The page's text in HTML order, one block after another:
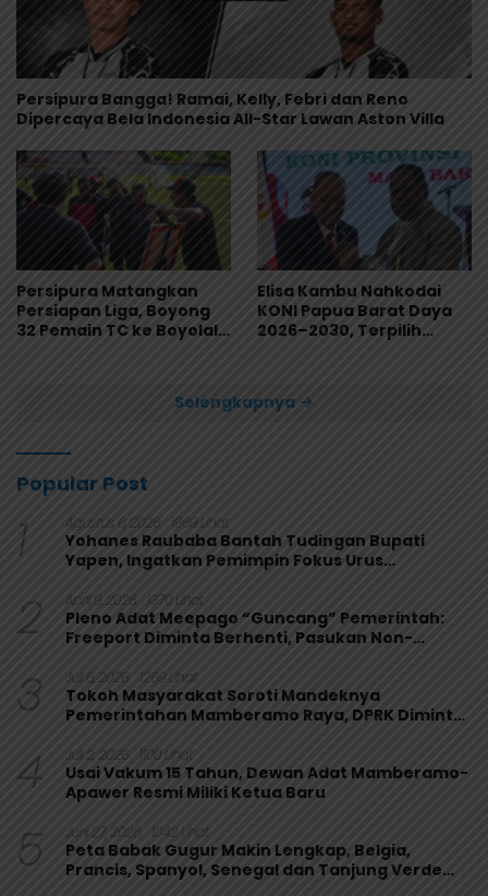
Persipura Bangga! Ramai, Kelly, Febri dan Reno
Dipercaya Bela Indonesia All-Star Lawan Aston Villa
Persipura Matangkan
Persiapan Liga, Boyong
32 Pemain TC ke Boyolali
Elisa Kambu Nahkodai
KONI Papua Barat Daya
2026–2030, Terpilih
Selengkapnya
Popular Post
1 Agustus 6, 2026 1969 Lihat
Yohanes Raubaba Bantah Tudingan Bupati
Yapen, Ingatkan Pemimpin Fokus Urus
2 April 9, 2026 1370 Lihat
Pleno Adat Meepago “Guncang” Pemerintah:
Freeport Diminta Berhenti, Pasukan Non-
3 Juli 6, 2026 1269 Lihat
Tokoh Masyarakat Soroti Mandeknya
Pemerintahan Mamberamo Raya, DPRK Diminta
4 Juli 2, 2026 1100 Lihat
Usai Vakum 15 Tahun, Dewan Adat Mamberamo-
Apawer Resmi Miliki Ketua Baru
5 Juni 27, 2026 1042 Lihat
Peta Babak Gugur Makin Lengkap, Belgia,
Prancis, Spanyol, Senegal dan Tanjung Verde